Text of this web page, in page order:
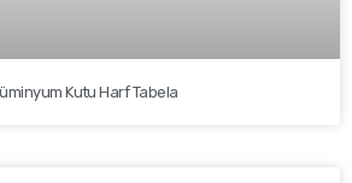
Kutu Harf Tabela